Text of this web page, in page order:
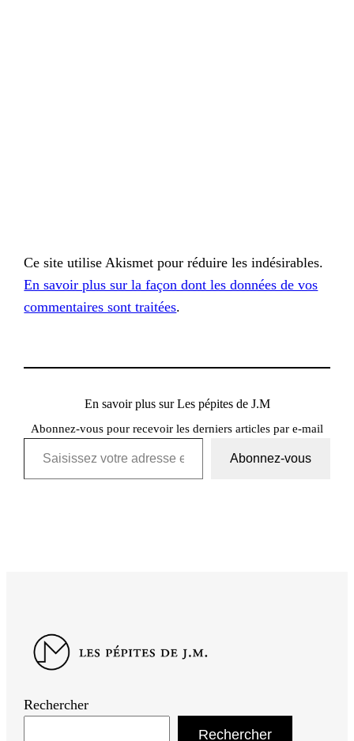
Ce site utilise Akismet pour réduire les indésirables.
En savoir plus sur la façon dont les données de vos
commentaires sont traitées.
En savoir plus sur Les pépites de J.M
Abonnez-vous pour recevoir les derniers articles par e-mail
Saisissez votre adresse e-mail…
Abonnez-vous
Rechercher
Rechercher